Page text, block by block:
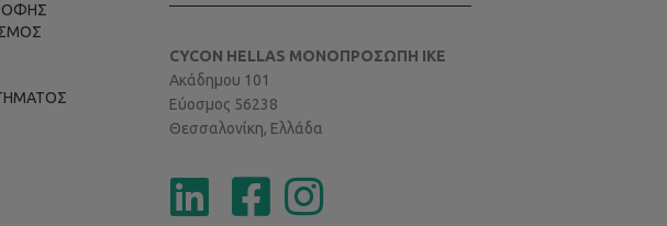
CYCON HELLAS ΜΟΝΟΠΡΟΣΩΠΗ ΙΚΕ
Ακάδημου 101
Εύοσμος 56238
Θεσσαλονίκη, Ελλάδα